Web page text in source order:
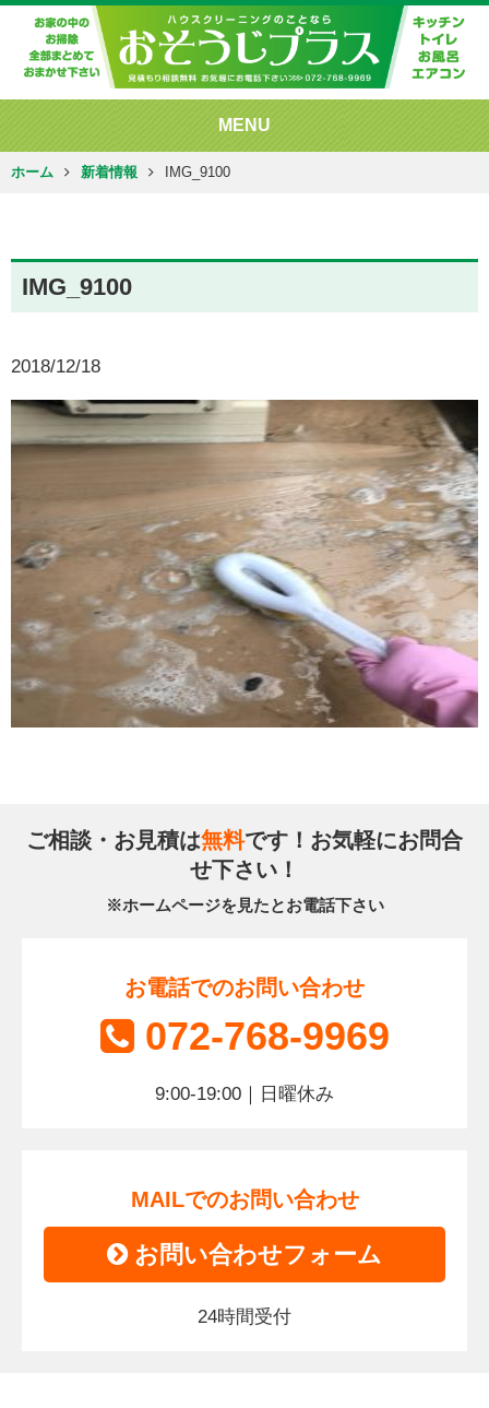
MENU
ホーム 新着情報 IMG_9100
IMG_9100
2018/12/18
ご相談・お見積は無料です！お気軽にお問合
せ下さい！
※ホームページを見たとお電話下さい
お電話でのお問い合わせ
072-768-9969
9:00-19:00｜日曜休み
MAILでのお問い合わせ
お問い合わせフォーム
24時間受付